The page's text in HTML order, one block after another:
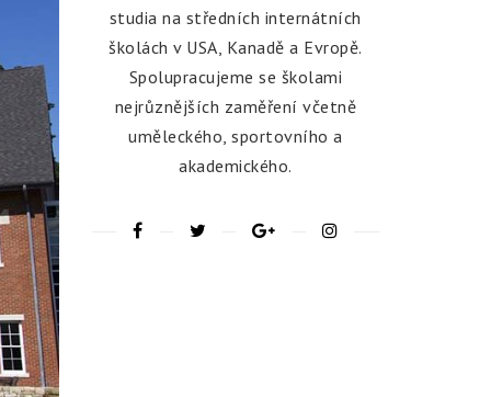
studia na středních internátních
školách v USA, Kanadě a Evropě.
Spolupracujeme se školami
nejrůznějších zaměření včetně
uměleckého, sportovního a
akademického.